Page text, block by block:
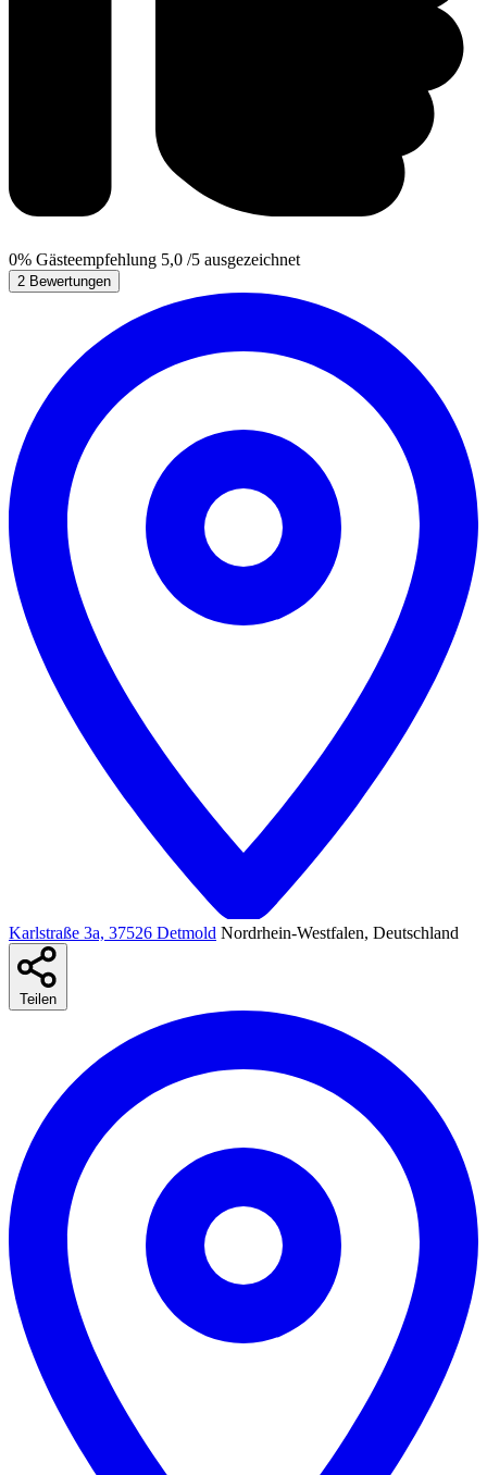
0% Gästeempfehlung 5,0 /5 ausgezeichnet
2 Bewertungen
Karlstraße 3a, 37526 Detmold Nordrhein-Westfalen, Deutschland
Teilen